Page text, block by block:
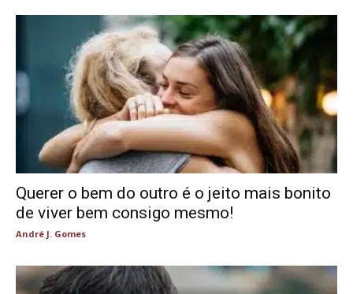
Querer o bem do outro é o jeito mais bonito
de viver bem consigo mesmo!
André J. Gomes